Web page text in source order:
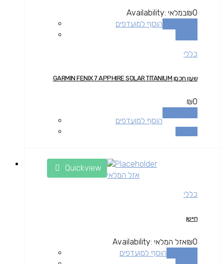
₪0
Availability: במלאי
הוסף למועדפים
כללי
שעון חכםן GARMIN FENIX 7 APPHIRE SOLAR TITANIUM
₪0
הוסף למועדפים
Quickview
אזל המלאי
כללי
חיישן
₪0
Availability: אזל המלאי
הוסף למועדפים